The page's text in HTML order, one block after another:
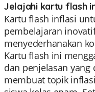
Jelajahi kartu flash
Kartu flash inflasi
pembelajaran
menyederhanakan
Kartu flash ini
dan penjelasan
membuat topik